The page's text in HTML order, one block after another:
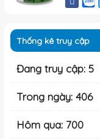
Thống kê truy cập
Đang truy cập: 5
Trong ngày: 406
Hôm qua: 700